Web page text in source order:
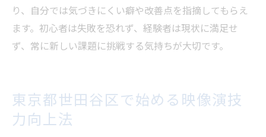
り、自分では気づきにくい癖や改善点を指摘してもらえ
ます。初心者は失敗を恐れず、経験者は現状に満足せ
ず、常に新しい課題に挑戦する気持ちが大切です。
東京都世田谷区で始める映像演技
力向上法